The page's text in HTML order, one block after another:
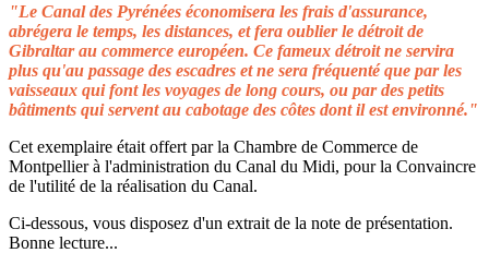
"Le Canal des Pyrénées économisera les frais d'assurance,
abrégera le temps, les distances, et fera oublier le détroit de
Gibraltar au commerce européen. Ce fameux détroit ne servira
plus qu'au passage des escadres et ne sera fréquenté que par les
vaisseaux qui font les voyages de long cours, ou par des petits
bâtiments qui servent au cabotage des côtes dont il est environné."
Cet exemplaire était offert par la Chambre de Commerce de
Montpellier à l'administration du Canal du Midi, pour la Convaincre
de l'utilité de la réalisation du Canal.
Ci-dessous, vous disposez d'un extrait de la note de présentation.
Bonne lecture...